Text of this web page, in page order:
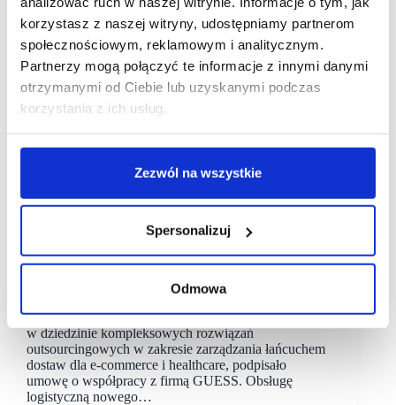
korzystasz z naszej witryny, udostępniamy partnerom
społecznościowym, reklamowym i analitycznym.
Partnerzy mogą połączyć te informacje z innymi danymi
otrzymanymi od Ciebie lub uzyskanymi podczas
korzystania z ich usług.
Zezwól na wszystkie
Spersonalizuj
Odmowa
Arvato Guess
Arvato Supply Chain Solutions w Polsce, lider
w dziedzinie kompleksowych rozwiązań
outsourcingowych w zakresie zarządzania łańcuchem
dostaw dla e-commerce i healthcare, podpisało
umowę o współpracy z firmą GUESS. Obsługę
logistyczną nowego…